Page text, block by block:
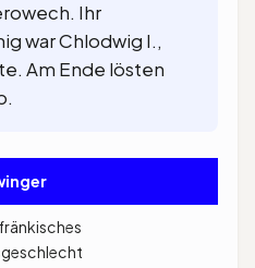
Ihr
war Chlodwig I.,
Am Ende lösten